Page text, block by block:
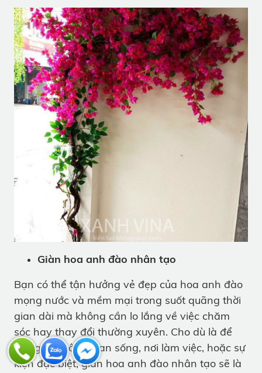
Giàn hoa anh đào nhân tạo
Bạn có thể tận hưởng vẻ đẹp của hoa anh đào
mọng nước và mềm mại trong suốt quãng thời
gian dài mà không cần lo lắng về việc chăm
sóc hay thay đổi thường xuyên. Cho dù là để
trang trí không gian sống, nơi làm việc, hoặc sự
kiện đặc biệt, giàn hoa anh đào nhân tạo sẽ là